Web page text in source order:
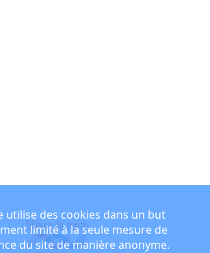
utilise des cookies dans un but
limité à la seule mesure de
du site de manière anonyme.